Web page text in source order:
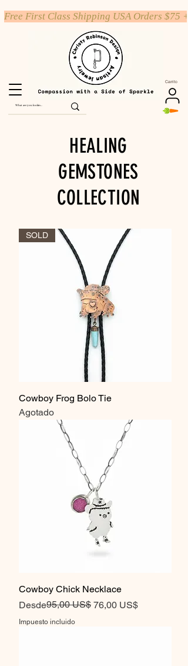
Carrito
Free First Class Shipping USA Orders $75 +
HEALING
GEMSTONES
COLLECTION
SOLD
Cowboy Frog Bolo Tie
Agotado
Cowboy Chick Necklace
Desde
Precio95,00 US$ 76,00 US$
Precio de oferta
Impuesto incluido